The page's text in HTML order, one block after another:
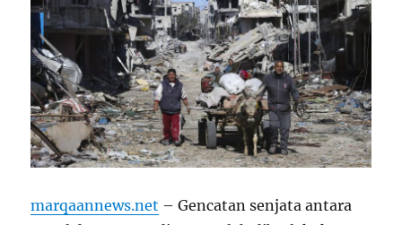
marqaannews.net – Gencatan senjata antara